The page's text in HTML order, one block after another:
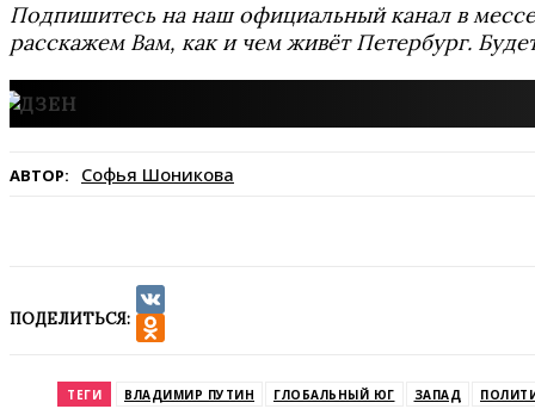
Подпишитесь на наш официальный канал в
расскажем Вам, как и чем живёт Петербург.
АВТОР: Софья Шоникова
ПОДЕЛИТЬСЯ:
VK
ТЕГИ ВЛАДИМИР ПУТИН ГЛОБАЛЬНЫЙ ЮГ ЗАПАД